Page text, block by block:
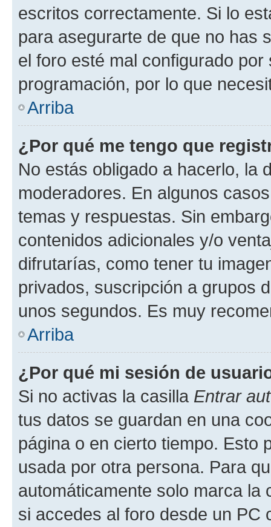
escritos correctamente. Si lo
para asegurarte de que no has
el foro esté mal configurado
programación, por lo que
Arriba
¿Por qué me tengo que
No estás obligado a hacerlo, la
moderadores. En algunos
temas y respuestas. Sin
contenidos adicionales y/o
difrutarías, como tener tu
privados, suscripción a grupos
unos segundos. Es muy
Arriba
¿Por qué mi sesión de
Si no activas la casilla Entrar
tus datos se guardan en una
página o en cierto tiempo. Esto
usada por otra persona. Para
automáticamente solo marca la
si accedes al foro desde un PC